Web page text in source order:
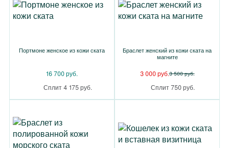
Портмоне женское из кожи ската
16 700 руб.
Сплит 4 175 руб.
Браслет женский из кожи ската на
магните
3 000 руб.3 500 руб.
Сплит 750 руб.